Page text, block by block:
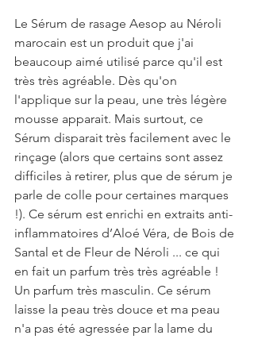
Le Sérum de rasage Aesop au Néroli
marocain est un produit que j'ai
beaucoup aimé utilisé parce qu'il est
très très agréable. Dès qu'on
l'applique sur la peau, une très légère
mousse apparait. Mais surtout, ce
Sérum disparait très facilement avec le
rinçage (alors que certains sont assez
difficiles à retirer, plus que de sérum je
parle de colle pour certaines marques
!). Ce sérum est enrichi en extraits anti-
inflammatoires d’Aloé Véra, de Bois de
Santal et de Fleur de Néroli ... ce qui
en fait un parfum très très agréable !
Un parfum très masculin. Ce sérum
laisse la peau très douce et ma peau
n'a pas été agressée par la lame du